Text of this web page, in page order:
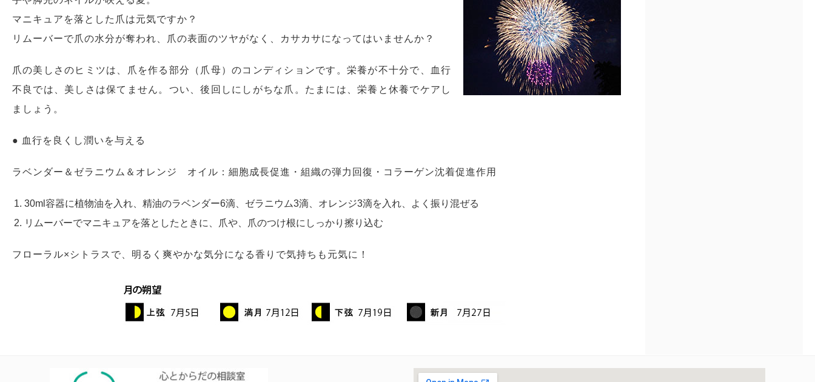
マニキュアを落とした爪は元気ですか？
リムーバーで爪の水分が奪われ、爪の表面のツヤがなく、カサカサになってはいませんか？
爪の美しさのヒミツは、爪を作る部分（爪母）のコンディションです。栄養が不十分で、血行
不良では、美しさは保てません。つい、後回しにしがちな爪。たまには、栄養と休養でケアし
ましょう。
● 血行を良くし潤いを与える
ラベンダー＆ゼラニウム＆オレンジ オイル：細胞成長促進・組織の弾力回復・コラーゲン沈着促進作用
30ml容器に植物油を入れ、精油のラベンダー6滴、ゼラニウム3滴、オレンジ3滴を入れ、よく振り混ぜる
リムーバーでマニキュアを落としたときに、爪や、爪のつけ根にしっかり擦り込む
フローラル×シトラスで、明るく爽やかな気分になる香りで気持ちも元気に！